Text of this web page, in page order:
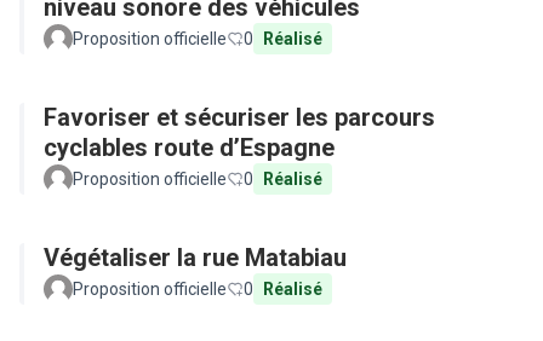
niveau sonore des véhicules
Proposition officielle 0 Réalisé
Favoriser et sécuriser les parcours
cyclables route d’Espagne
Proposition officielle 0 Réalisé
Végétaliser la rue Matabiau
Proposition officielle 0 Réalisé